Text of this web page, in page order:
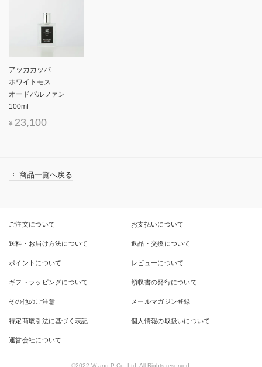
アッカカッパ
ホワイトモス
オードパルファン
100ml
¥ 23,100
商品一覧へ戻る
ご注文について お支払いについて
送料・お届け方法について 返品・交換について
ポイントについて レビューについて
ギフトラッピングについて 領収書の発行について
その他のご注意 メールマガジン登録
特定商取引法に基づく表記 個人情報の取扱いについて
運営会社について